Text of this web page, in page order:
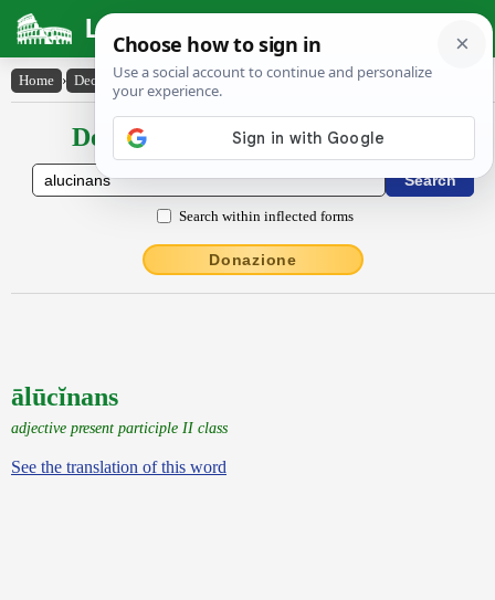
Latin Dictionary
Home › Declensions / Conjugations › ālūcĭnans
Declensions / Conjugations latin
Search within inflected forms
Donazione
ālūcĭnans
adjective present participle II class
See the translation of this word